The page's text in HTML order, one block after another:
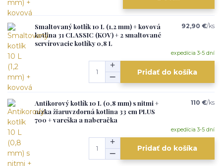
Smaltovaný kotlík 10 L (1,2 mm) + kovová
kotlina 31 CLASSIC (KOV) + 2 smaltované
servírovacie kotlíky 0,8 L
92,90 €/ks
expedícia 3-5 dní
Pridať do košíka
Antikorový kotlík 10 L (0,8 mm) s nitmi +
nízka žiaruvzdorná kotlina 33 cm PLUS
700 + vareška a naberačka
110 €/ks
expedícia 3-5 dní
Pridať do košíka